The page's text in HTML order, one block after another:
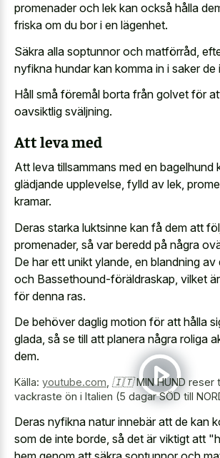
promenader och lek kan också hålla
friska om du bor i en lägenhet.
Säkra alla soptunnor och matförråd,
nyfikna hundar kan komma in i saker de
Håll små föremål borta från golvet för
oavsiktlig sväljning.
Att leva med
Att leva tillsammans med en bagelhund
glädjande upplevelse, fylld av lek,
kramar.
Deras starka luktsinne kan få dem att
promenader, så var beredd på några
De har ett unikt ylande, en blandning av
och Bassethound-föräldraskap, vilket
för denna ras.
De behöver daglig motion för att hålla
glada, så se till att planera några roliga
dem.
Källa: youtube.com 🇮🇹 MIN HUND reser
vackraste ön i Italien (5 dagar SÖD till
Deras nyfikna natur innebär att de kan
som de inte borde, så det är viktigt att